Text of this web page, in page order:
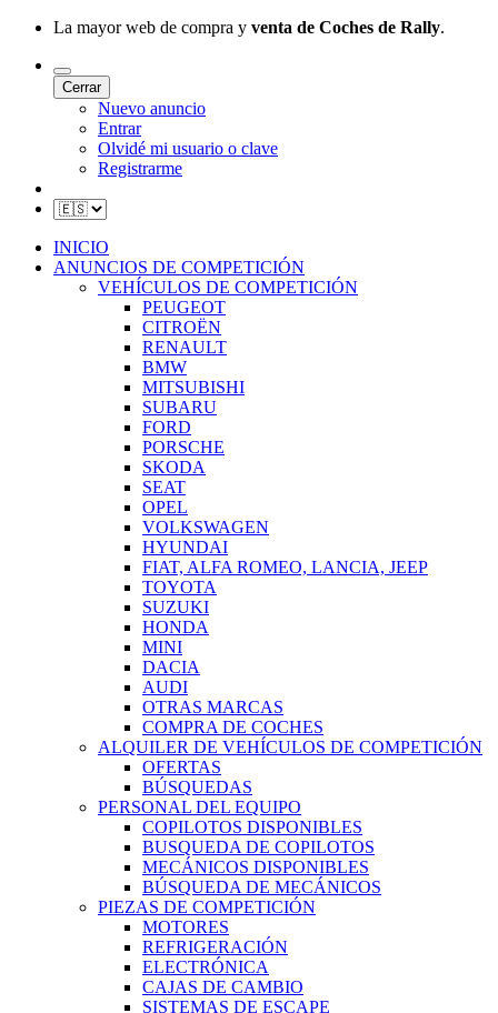
La mayor web de compra y venta de Coches de Rally.
Cerrar
Nuevo anuncio
Entrar
Olvidé mi usuario o clave
Registrarme
INICIO
ANUNCIOS DE COMPETICIÓN
VEHÍCULOS DE COMPETICIÓN
PEUGEOT
CITROËN
RENAULT
BMW
MITSUBISHI
SUBARU
FORD
PORSCHE
SKODA
SEAT
OPEL
VOLKSWAGEN
HYUNDAI
FIAT, ALFA ROMEO, LANCIA, JEEP
TOYOTA
SUZUKI
HONDA
MINI
DACIA
AUDI
OTRAS MARCAS
COMPRA DE COCHES
ALQUILER DE VEHÍCULOS DE COMPETICIÓN
OFERTAS
BÚSQUEDAS
PERSONAL DEL EQUIPO
COPILOTOS DISPONIBLES
BUSQUEDA DE COPILOTOS
MECÁNICOS DISPONIBLES
BÚSQUEDA DE MECÁNICOS
PIEZAS DE COMPETICIÓN
MOTORES
REFRIGERACIÓN
ELECTRÓNICA
CAJAS DE CAMBIO
SISTEMAS DE ESCAPE